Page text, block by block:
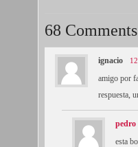
68 Comments
ignacio
amigo por
respuesta,
pedro
esta